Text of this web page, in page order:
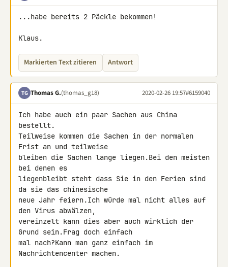
...habe bereits 2 Päckle bekommen!
Klaus.
Markierten Text zitieren Antwort
TG Thomas G.(thomas_g18) 2020-02-26 19:57#6159040
Ich habe auch ein paar Sachen aus China
bestellt.
Teilweise kommen die Sachen in der normalen
Frist an und teilweise
bleiben die Sachen lange liegen.Bei den meisten
bei denen es
liegenbleibt steht dass Sie in den Ferien sind
da sie das chinesische
neue Jahr feiern.Ich würde mal nicht alles auf
den Virus abwälzen,
vereinzelt kann dies aber auch wirklich der
Grund sein.Frag doch einfach
mal nach?Kann man ganz einfach im
Nachrichtencenter machen.